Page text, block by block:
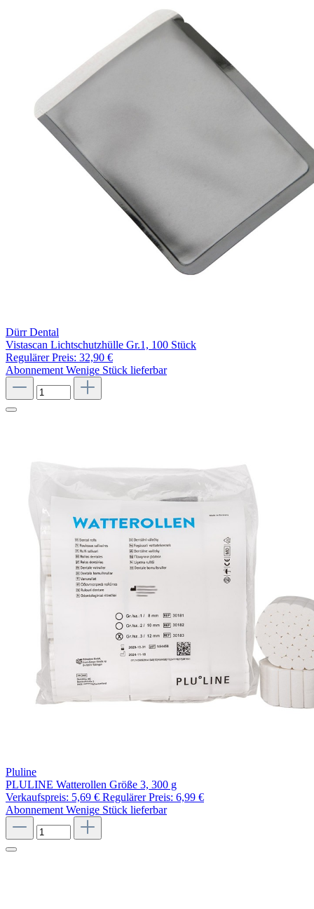
Dürr Dental
Vistascan Lichtschutzhülle Gr.1, 100 Stück
Regulärer Preis: 32,90 €
Abonnement Wenige Stück lieferbar
Pluline
PLULINE Watterollen Größe 3, 300 g
Verkaufspreis: 5,69 € Regulärer Preis: 6,99 €
Abonnement Wenige Stück lieferbar